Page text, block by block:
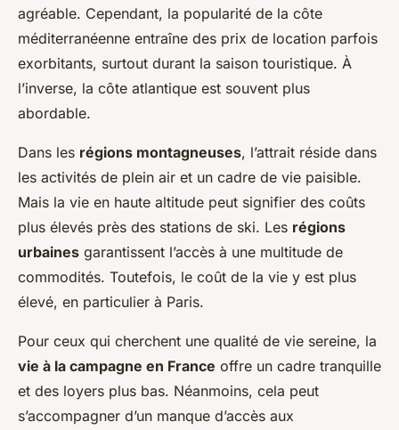
agréable. Cependant, la popularité de la côte
méditerranéenne entraîne des prix de location parfois
exorbitants, surtout durant la saison touristique. À
l’inverse, la côte atlantique est souvent plus
abordable.
Dans les régions montagneuses, l’attrait réside dans
les activités de plein air et un cadre de vie paisible.
Mais la vie en haute altitude peut signifier des coûts
plus élevés près des stations de ski. Les régions
urbaines garantissent l’accès à une multitude de
commodités. Toutefois, le coût de la vie y est plus
élevé, en particulier à Paris.
Pour ceux qui cherchent une qualité de vie sereine, la
vie à la campagne en France offre un cadre tranquille
et des loyers plus bas. Néanmoins, cela peut
s’accompagner d’un manque d’accès aux